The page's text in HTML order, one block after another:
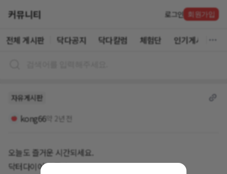
커뮤니티 로그인 회원가입
전체 게시판 닥다공지 닥다칼럼 체험단 인기게시글
자유게시판
kong66약 2년 전
오늘도 즐거운 시간되세요.
닥터다이어리 좋아요.